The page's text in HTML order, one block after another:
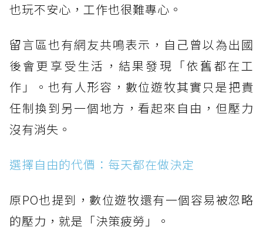
也玩不安心，工作也很難專心。
留言區也有網友共鳴表示，自己曾以為出國
後會更享受生活，結果發現「依舊都在工
作」。也有人形容，數位遊牧其實只是把責
任制換到另一個地方，看起來自由，但壓力
沒有消失。
選擇自由的代價：每天都在做決定
原PO也提到，數位遊牧還有一個容易被忽略
的壓力，就是「決策疲勞」。